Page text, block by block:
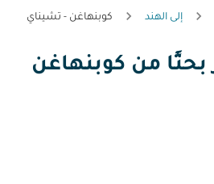
إلى الهند كوبنهاغن - تشيناي
بحثًا من كوبنهاغن
و/أو وجهة) أو التفاعل مع